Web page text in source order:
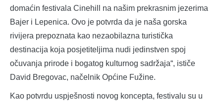
domaćin festivala Cinehill na našim prekrasnim jezerima
Bajer i Lepenica. Ovo je potvrda da je naša gorska
rivijera prepoznata kao nezaobilazna turistička
destinacija koja posjetiteljima nudi jedinstven spoj
očuvanja prirode i bogatog kulturnog sadržaja“, ističe
David Bregovac, načelnik Općine Fužine.
Kao potvrdu uspješnosti novog koncepta, festivalu su u